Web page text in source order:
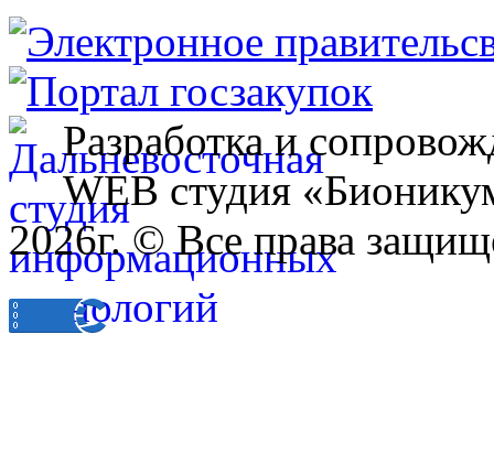
Разработка и
WEB студия
2026г. © Все права